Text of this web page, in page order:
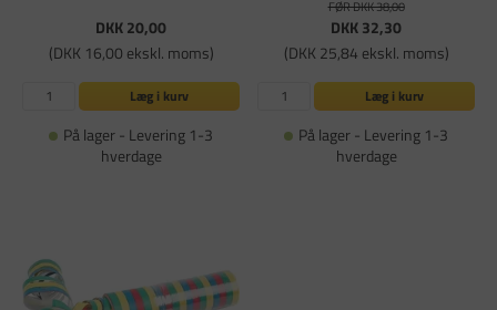
DKK 20,00
(DKK 16,00 ekskl. moms)
Læg i kurv
På lager - Levering 1-3
hverdage
FØR DKK 38,00
DKK 32,30
(DKK 25,84 ekskl. moms)
Læg i kurv
På lager - Levering 1-3
hverdage